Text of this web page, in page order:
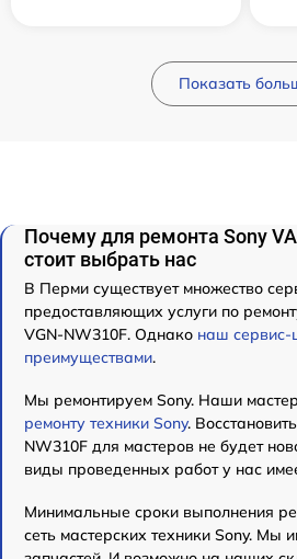
Показать
Почему для ремонта Sony
стоит выбрать нас
В Перми существует множество
предоставляющих услуги по
VGN-NW310F. Однако наш сервис-
преимуществами.
Мы ремонтируем Sony. Наши
ремонту техники Sony.
NW310F для мастеров не будет
виды проведенных работ у нас
Минимальные сроки выполнения
сеть мастерских техники Sony. Мы